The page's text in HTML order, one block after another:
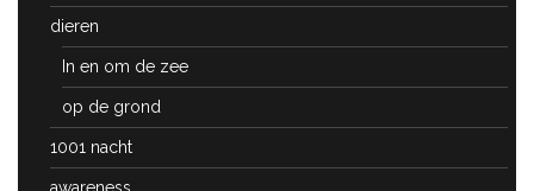
dieren
In en om de zee
op de grond
1001 nacht
awareness